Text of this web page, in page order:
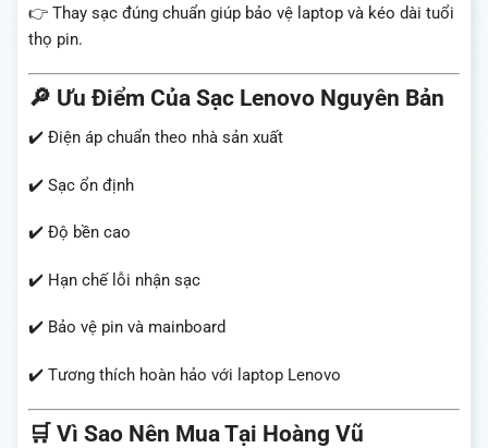
👉 Thay sạc đúng chuẩn giúp bảo vệ laptop và kéo dài tuổi
thọ pin.
🔎 Ưu Điểm Của Sạc Lenovo Nguyên Bản
✔️ Điện áp chuẩn theo nhà sản xuất
✔️ Sạc ổn định
✔️ Độ bền cao
✔️ Hạn chế lỗi nhận sạc
✔️ Bảo vệ pin và mainboard
✔️ Tương thích hoàn hảo với laptop Lenovo
🛒 Vì Sao Nên Mua Tại Hoàng Vũ